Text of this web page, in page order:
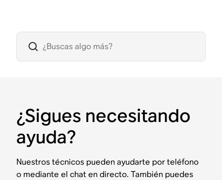
¿Sigues necesitando
ayuda?
Nuestros técnicos pueden ayudarte por teléfono
o mediante el chat en directo. También puedes